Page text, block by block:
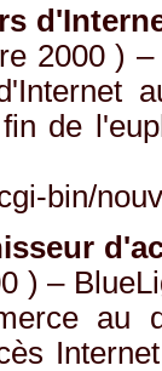
2000 )
de
bin/
) –
au